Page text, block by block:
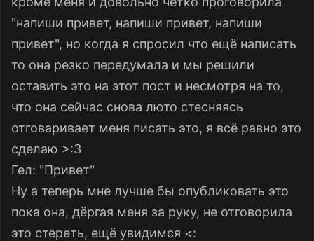
"напиши привет, напиши привет, напиши
привет", но когда я спросил что ещё написать
то она резко передумала и мы решили
оставить это на этот пост и несмотря на то,
что она сейчас снова люто стесняясь
отговаривает меня писать это, я всё равно это
сделаю >:3
Гел: "Привет"
Ну а теперь мне лучше бы опубликовать это
пока она, дёргая меня за руку, не отговорила
это стереть, ещё увидимся <: